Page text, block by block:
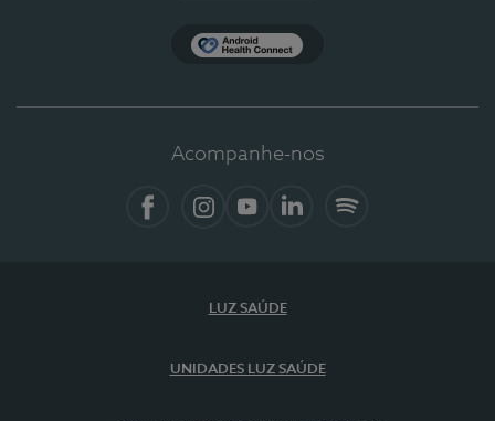
Acompanhe-nos
LUZ SAÚDE
UNIDADES LUZ SAÚDE